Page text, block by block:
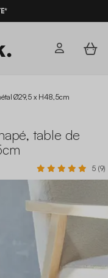
Ø29,5 x H48,5cm
table de
5 (9)